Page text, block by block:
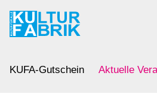
KUFA-Gutschein Aktuelle